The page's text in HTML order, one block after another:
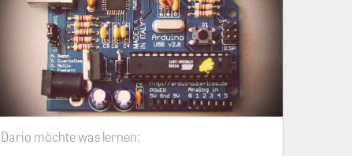
Dario möchte was lernen: